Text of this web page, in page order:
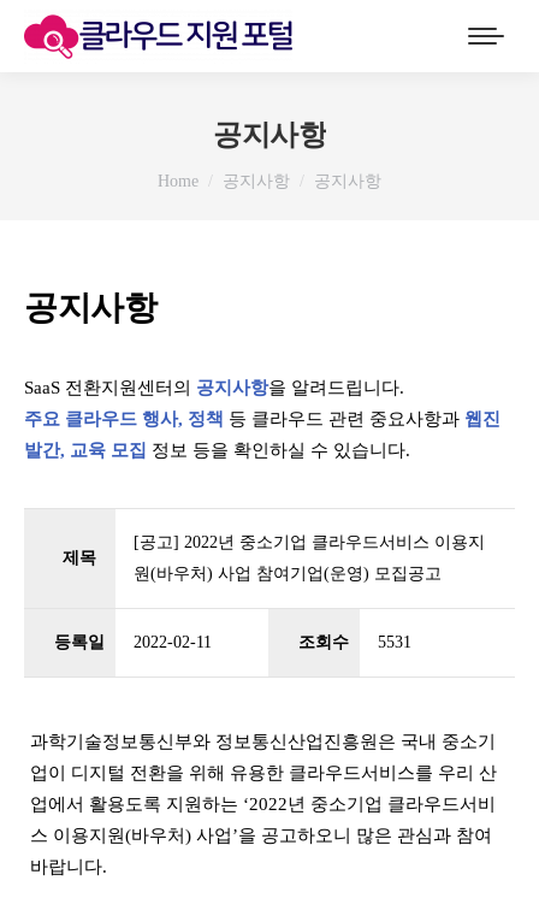
공지사항
You are here:
Home 공지사항 공지사항
공지사항
SaaS 전환지원센터의 공지사항을 알려드립니다.
주요 클라우드 행사, 정책 등 클라우드 관련 중요사항과 웹진
발간, 교육 모집 정보 등을 확인하실 수 있습니다.
제목
[공고] 2022년 중소기업 클라우드서비스 이용지
원(바우처) 사업 참여기업(운영) 모집공고
등록일 2022-02-11 조회수 5531
과학기술정보통신부와 정보통신산업진흥원은 국내 중소기
업이 디지털 전환을 위해 유용한 클라우드서비스를 우리 산
업에서 활용도록 지원하는 ‘2022년 중소기업 클라우드서비
스 이용지원(바우처) 사업’을 공고하오니 많은 관심과 참여
바랍니다.